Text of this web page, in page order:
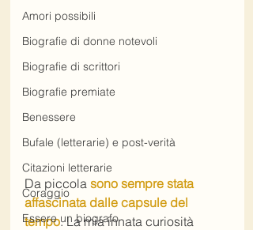
Amori possibili
Biografie di donne notevoli
Biografie di scrittori
Biografie premiate
Benessere
Bufale (letterarie) e post-verità
Citazioni letterarie
Coraggio
Essere un biografo
Da piccola sono sempre stata
affascinata dalle capsule del
tempo. La mia innata curiosità